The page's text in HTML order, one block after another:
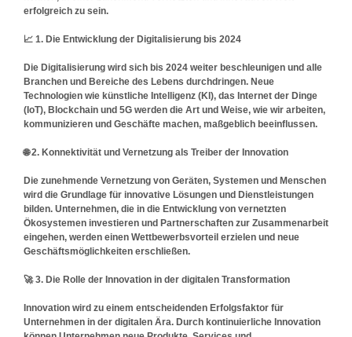
erfolgreich zu sein.
📈 1. Die Entwicklung der Digitalisierung bis 2024
Die Digitalisierung wird sich bis 2024 weiter beschleunigen und alle
Branchen und Bereiche des Lebens durchdringen. Neue
Technologien wie künstliche Intelligenz (KI), das Internet der Dinge
(IoT), Blockchain und 5G werden die Art und Weise, wie wir arbeiten,
kommunizieren und Geschäfte machen, maßgeblich beeinflussen.
🌐2. Konnektivität und Vernetzung als Treiber der Innovation
Die zunehmende Vernetzung von Geräten, Systemen und Menschen
wird die Grundlage für innovative Lösungen und Dienstleistungen
bilden. Unternehmen, die in die Entwicklung von vernetzten
Ökosystemen investieren und Partnerschaften zur Zusammenarbeit
eingehen, werden einen Wettbewerbsvorteil erzielen und neue
Geschäftsmöglichkeiten erschließen.
🚀3. Die Rolle der Innovation in der digitalen Transformation
Innovation wird zu einem entscheidenden Erfolgsfaktor für
Unternehmen in der digitalen Ära. Durch kontinuierliche Innovation